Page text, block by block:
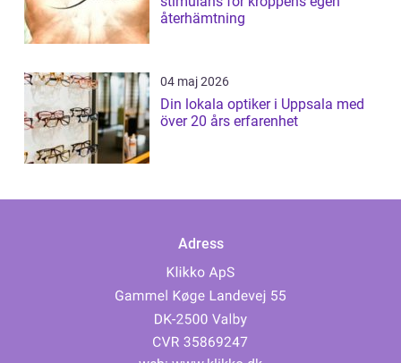
återhämtning
04 maj 2026
Din lokala optiker i Uppsala med
över 20 års erfarenhet
Adress